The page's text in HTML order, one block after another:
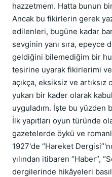
hazzetmem. Hatta bunun
Ancak bu fikirlerin gerek
edilenleri, bugüne kadar
sevginin yanı sıra, epeyce
geldiğini bilemediğim bir
tesirine uyarak fikirlerimi
açıkça, eksiksiz ve artıksız
yukarı bir kader olarak
uyguladım. İşte bu yüzden
İlk yapıtları oyun türünde
gazetelerde öykü ve
1927'de “Hareket
yılından itibaren “Haber”,
dergilerinde hikâyeleri